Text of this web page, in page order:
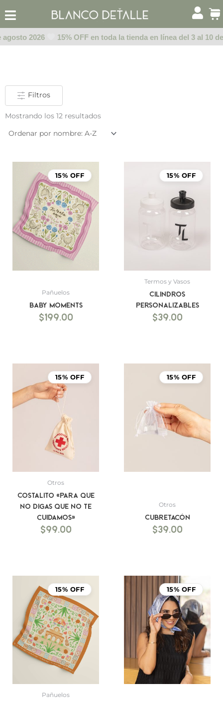
al
contenido
2026 15% OFF en toda la tienda en línea del 3 al 10 de
Filtros
Mostrando los 12 resultados
15% OFF
Pañuelos
Baby Moments
$199.00
15% OFF
Termos y Vasos
Cilindros
Personalizables
$39.00
15% OFF
Otros
Costalito «Para que
no digas que no te
cuidamos»
$99.00
15% OFF
Otros
Cubretacón
$39.00
15% OFF
Pañuelos
15% OFF